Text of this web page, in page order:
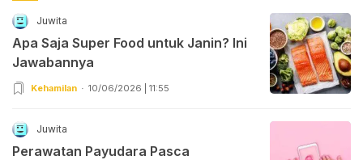
Juwita
Apa Saja Super Food untuk Janin? Ini
Jawabannya
Kehamilan 10/06/2026 | 11:55
Juwita
Perawatan Payudara Pasca